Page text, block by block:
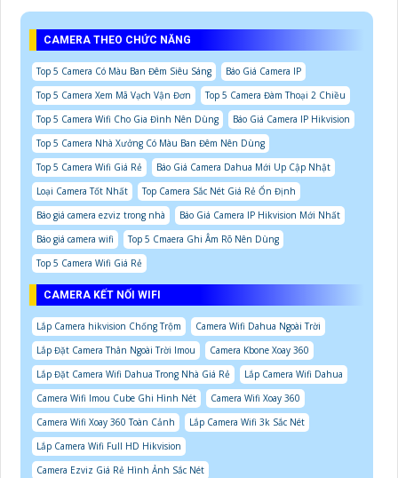
CAMERA THEO CHỨC NĂNG
Top 5 Camera Có Màu Ban Đêm Siêu Sáng
Báo Giá Camera IP
Top 5 Camera Xem Mã Vạch Vận Đơn
Top 5 Camera Đàm Thoại 2 Chiều
Top 5 Camera Wifi Cho Gia Đình Nên Dùng
Báo Giá Camera IP Hikvision
Top 5 Camera Nhà Xưởng Có Màu Ban Đêm Nên Dùng
Top 5 Camera Wifi Giá Rẻ
Báo Giá Camera Dahua Mới Up Cập Nhật
Loại Camera Tốt Nhất
Top Camera Sắc Nét Giá Rẻ Ổn Định
Báo giá camera ezviz trong nhà
Báo Giá Camera IP Hikvision Mới Nhất
Báo giá camera wifi
Top 5 Cmaera Ghi Âm Rõ Nên Dùng
Top 5 Camera Wifi Giá Rẻ
CAMERA KẾT NỐI WIFI
Lắp Camera hikvision Chống Trộm
Camera Wifi Dahua Ngoài Trời
Lắp Đặt Camera Thân Ngoài Trời Imou
Camera Kbone Xoay 360
Lắp Đặt Camera Wifi Dahua Trong Nhà Giá Rẻ
Lắp Camera Wifi Dahua
Camera Wifi Imou Cube Ghi Hình Nét
Camera Wifi Xoay 360
Camera Wifi Xoay 360 Toàn Cảnh
Lắp Camera Wifi 3k Sắc Nét
Lắp Camera Wifi Full HD Hikvision
Camera Ezviz Giá Rẻ Hình Ảnh Sắc Nét